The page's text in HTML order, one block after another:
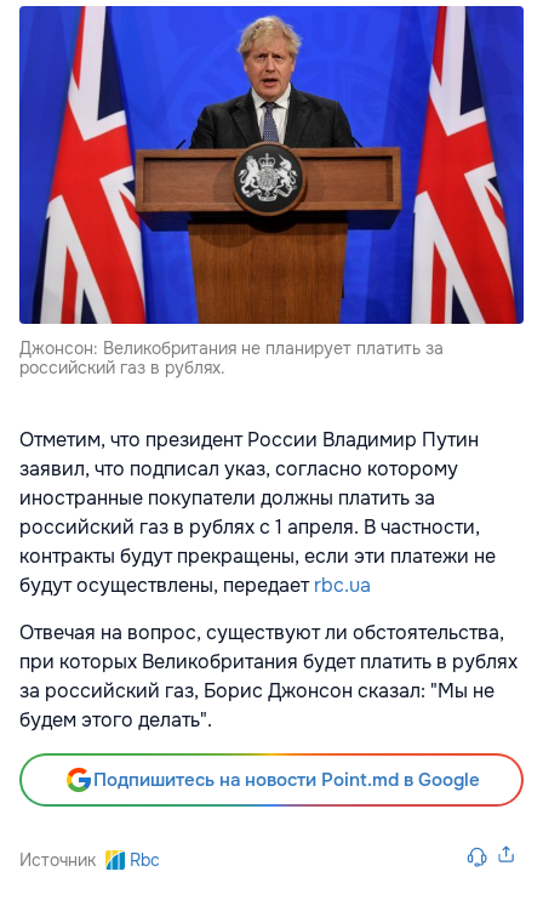
Джонсон: Великобритания не планирует платить за
российский газ в рублях.
Отметим, что президент России Владимир Путин
заявил, что подписал указ, согласно которому
иностранные покупатели должны платить за
российский газ в рублях с 1 апреля. В частности,
контракты будут прекращены, если эти платежи не
будут осуществлены, передаетrbc.ua
Отвечая на вопрос, существуют ли обстоятельства,
при которых Великобритания будет платить в рублях
за российский газ, Борис Джонсон сказал: "Мы не
будем этого делать".
Подпишитесь на новости Point.md в Google
Источник Rbc